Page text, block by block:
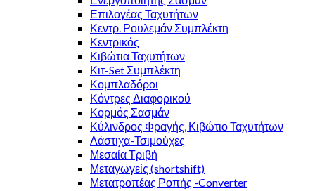
Επιλογέας Ταχυτήτων
Κεντρ. Ρουλεμάν Συμπλέκτη
Κεντρικός
Κιβώτια Ταχυτήτων
Κιτ-Set Συμπλέκτη
Κομπλαδόροι
Κόντρες Διαφορικού
Κορμός Σασμάν
Κύλινδρος Φραγής, Κιβώτιο Ταχυτήτων
Λάστιχα-Τσιμούχες
Μεσαία Τριβή
Μεταγωγείς (shortshift)
Μετατροπέας Ροπής -Converter